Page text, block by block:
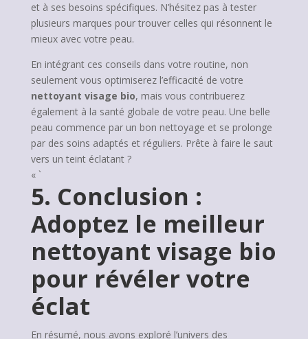
et à ses besoins spécifiques. N’hésitez pas à tester
plusieurs marques pour trouver celles qui résonnent le
mieux avec votre peau.
En intégrant ces conseils dans votre routine, non
seulement vous optimiserez l’efficacité de votre
nettoyant visage bio, mais vous contribuerez
également à la santé globale de votre peau. Une belle
peau commence par un bon nettoyage et se prolonge
par des soins adaptés et réguliers. Prête à faire le saut
vers un teint éclatant ?
« `
5. Conclusion :
Adoptez le meilleur
nettoyant visage bio
pour révéler votre
éclat
En résumé, nous avons exploré l’univers des